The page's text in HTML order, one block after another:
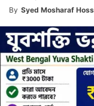
By Syed Mosharaf